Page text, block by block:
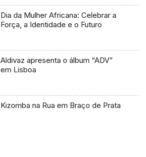
Dia da Mulher Africana: Celebrar a
Força, a Identidade e o Futuro
Aldivaz apresenta o álbum “ADV”
em Lisboa
Kizomba na Rua em Braço de Prata